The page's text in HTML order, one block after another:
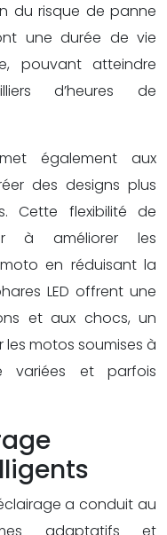
du risque de panne
une durée de vie
pouvant atteindre
d’heures de
également aux
des designs plus
Cette flexibilité de
à améliorer les
en réduisant la
LED offrent une
et aux chocs, un
motos soumises à
variées et parfois
a conduit au